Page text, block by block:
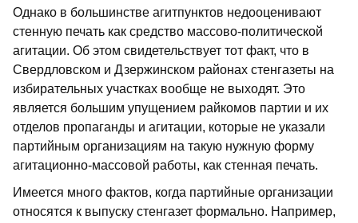
Однако в большинстве агитпунктов недооценивают
стенную печать как средство массово-политической
агитации. Об этом свидетельствует тот факт, что в
Свердловском и Дзержинском районах стенгазеты на
избирательных участках вообще не выходят. Это
является большим упущением райкомов партии и их
отделов пропаганды и агитации, которые не указали
партийным организациям на такую нужную форму
агитационно-массовой работы, как стенная печать.
Имеется много фактов, когда партийные организации
относятся к выпуску стенгазет формально. Например,